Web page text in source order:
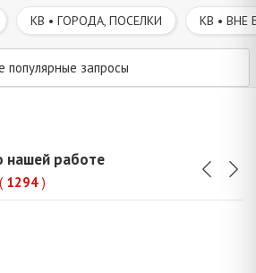
КВ • ГОРОДА, ПОСЕЛКИ КВ • ВНЕ
популярные запросы
нашей работе
1294 )